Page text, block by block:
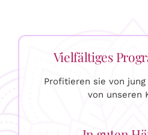
Vielfältiges
Profitieren sie von
von unseren
In guten